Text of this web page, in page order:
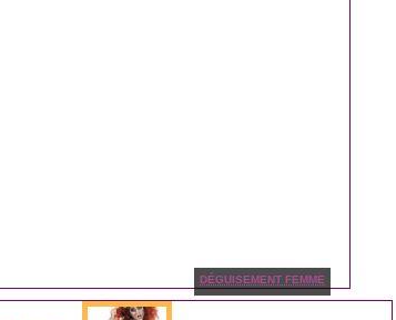
DÉGUISEMENT FEMME